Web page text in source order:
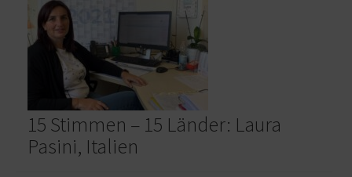
15 Stimmen – 15 Länder: Laura
Pasini, Italien